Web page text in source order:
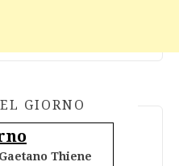
GIORNO
Thiene